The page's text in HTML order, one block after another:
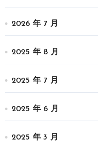
2026 年 7 月
2025 年 8 月
2025 年 7 月
2025 年 6 月
2025 年 3 月